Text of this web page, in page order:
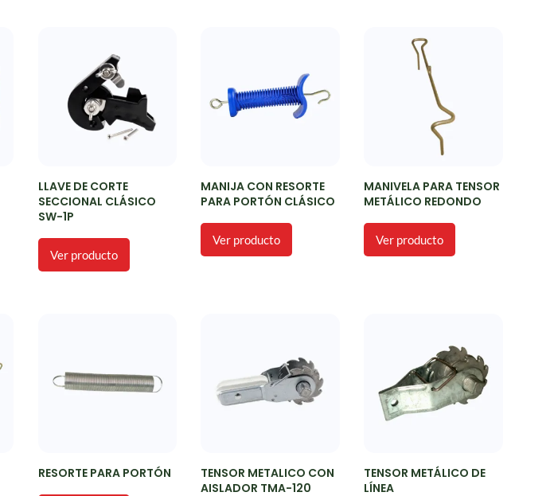
LLAVE DE CORTE
SECCIONAL CLÁSICO
SW-1P
Ver producto
MANIJA CON RESORTE
PARA PORTÓN CLÁSICO
Ver producto
MANIVELA PARA TENSOR
METÁLICO REDONDO
Ver producto
RESORTE PARA PORTÓN
TENSOR METALICO CON
AISLADOR TMA-120
TENSOR METÁLICO DE
LÍNEA